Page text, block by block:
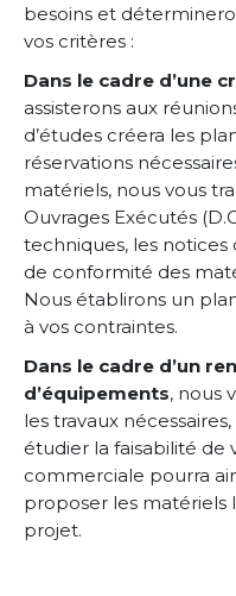
besoins et
vos critères :
Dans le cadre d’une
assisterons aux
d’études créera les
réservations
matériels, nous vous
Ouvrages Exécutés
techniques, les notices
de conformité des
Nous établirons un
à vos contraintes.
Dans le cadre d’un
d’équipements, nous
les travaux
étudier la faisabilité de
commerciale pourra
proposer les matériels
projet.